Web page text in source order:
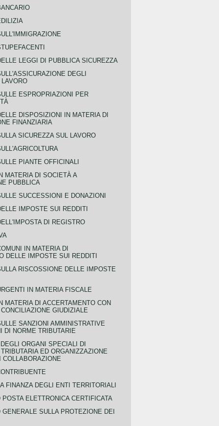
LEGGI DI PUBBLICA SICUREZZA
DEGLI
LAVORO
ESPROPRIAZIONI PER
DISPOSIZIONI IN MATERIA DI
FINANZIARIA
SICUREZZA SUL LAVORO
PIANTE OFFICINALI
MATERIA DI SOCIETÀ A
PUBBLICA
SUCCESSIONI E DONAZIONI
IMPOSTE SUI REDDITI
DI REGISTRO
IN MATERIA DI
DELLE IMPOSTE SUI REDDITI
RISCOSSIONE DELLE IMPOSTE
IN MATERIA FISCALE
MATERIA DI ACCERTAMENTO CON
GIUDIZIALE
SANZIONI AMMINISTRATIVE
DI NORME TRIBUTARIE
ORGANI SPECIALI DI
ED ORGANIZZAZIONE
COLLABORAZIONE
FINANZA DEGLI ENTI TERRITORIALI
POSTA ELETTRONICA CERTIFICATA
GENERALE SULLA PROTEZIONE DEI